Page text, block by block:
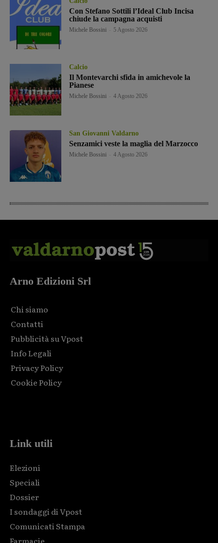
Con Stefano Sottili l’Ideal Club Incisa
chiude la campagna acquisti
Michele Bossini 5 Agosto 2026
Calcio
Il Montevarchi sfida in amichevole la
Pianese
Michele Bossini 4 Agosto 2026
San Giovanni Valdarno
Senzamici veste la maglia del Marzocco
Michele Bossini 4 Agosto 2026
Arno Edizioni Srl
Chi siamo
Contatti
Pubblicità su Vpost
Info Legali
Privacy Policy
Cookie Policy
Link utili
Elezioni
Speciali
Dossier
I sondaggi di Vpost
Comunicati Stampa
Farmacie